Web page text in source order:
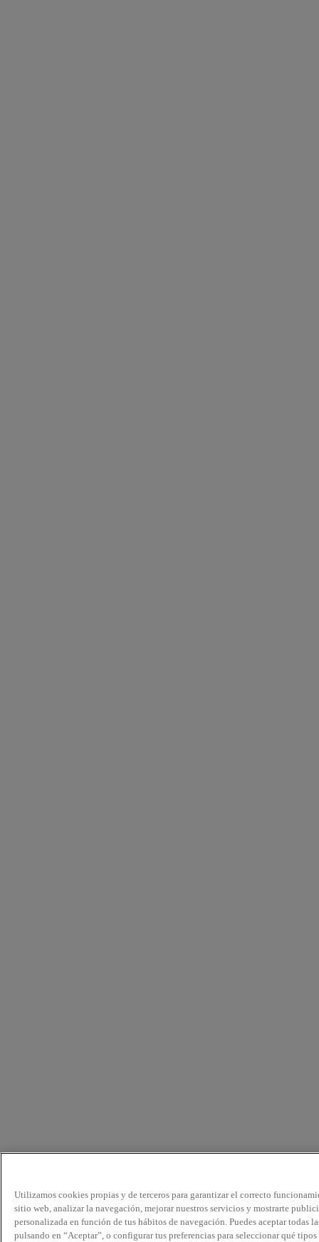
Utilizamos cookies propias y de terceros para garantizar el correcto
sitio web, analizar la navegación, mejorar nuestros servicios y mostrarte
personalizada en función de tus hábitos de navegación. Puedes aceptar todas
pulsando en “Aceptar”, o configurar tus preferencias para seleccionar qué tipos